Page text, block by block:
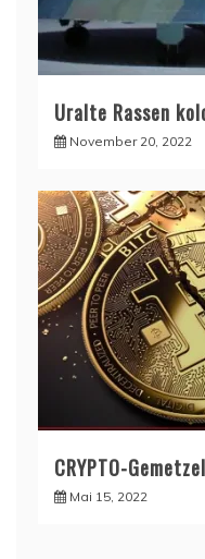
Uralte Rassen
November 20, 2022
CRYPTO-
Mai 15, 2022